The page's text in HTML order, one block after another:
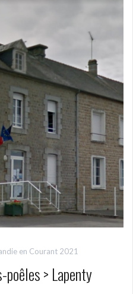
en Courant 2021
> Lapenty